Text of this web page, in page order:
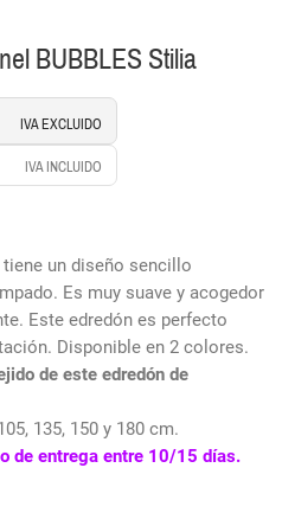
BUBBLES Stilia
IVA EXCLUIDO
IVA INCLUIDO
un diseño sencillo
Es muy suave y acogedor
Este edredón es perfecto
Disponible en 2 colores.
de este edredón de
135, 150 y 180 cm.
de entrega entre 10/15 días.